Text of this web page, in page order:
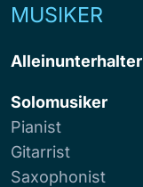
MUSIKER
Alleinunterhalter
Solomusiker
Pianist
Gitarrist
Saxophonist